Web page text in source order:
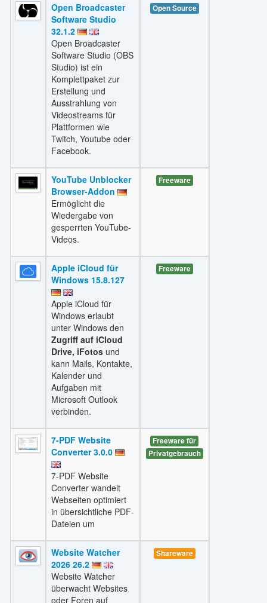
Open Broadcaster
Software Studio
32.1.2
Open Broadcaster
Software Studio (OBS
Studio) ist ein
Komplettpaket zur
Erstellung und
Ausstrahlung von
Videostreams für
Plattformen wie
Twitch, Youtube oder
Facebook.
Open Source
YouTube Unblocker
Browser-Addon
Ermöglicht die
Wiedergabe von
gesperrten YouTube-
Videos.
Freeware
Apple iCloud für
Windows 15.8.127
Apple iCloud für
Windows erlaubt
unter Windows den
Zugriff auf iCloud
Drive, iFotos und
kann Mails, Kontakte,
Kalender und
Aufgaben mit
Microsoft Outlook
verbinden.
Freeware
7-PDF Website
Converter 3.0.0
7-PDF Website
Converter wandelt
Webseiten optimiert
in übersichtliche PDF-
Dateien um
Freeware für
Privatgebrauch
Website Watcher
2026 26.2
Website Watcher
überwacht Websites
oder Foren auf
Shareware